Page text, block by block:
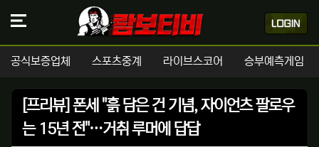
공식보증업체 스포츠중계 라이브스코어 승부예측게임
[프리뷰] 폰세 "흙 담은 건 기념, 자이언츠 팔로우
는 15년 전"…거취 루머에 답답